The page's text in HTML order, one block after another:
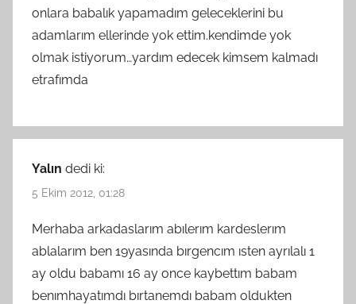
onlara babalık yapamadım geleceklerini bu
adamlarım ellerinde yok ettim.kendimde yok
olmak istiyorum…yardım edecek kimsem kalmadı
etrafımda
Yalın dedi ki:
5 Ekim 2012, 01:28
Merhaba arkadaslarım abılerım kardeslerım
ablalarım ben 19yasında bırgencım ısten ayrılalı 1
ay oldu babamı 16 ay once kaybettım babam
benımhayatımdı bırtanemdı babam oldukten